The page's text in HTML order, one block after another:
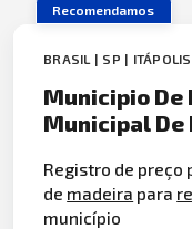
Recomendamos
BRASIL | SP | ITÁPOLIS
Municipio
Municipal De
Registro de preço
de madeira para
município